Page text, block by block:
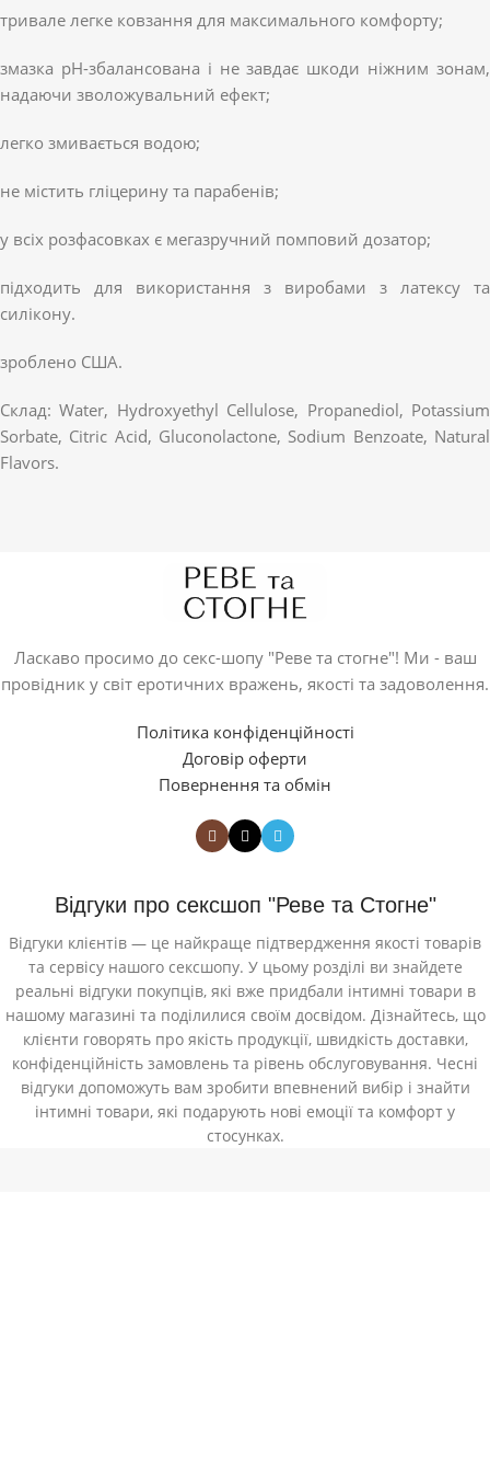
тривале легке ковзання для максимального комфорту;
змазка pH-збалансована і не завдає шкоди ніжним зонам,
надаючи зволожувальний ефект;
легко змивається водою;
не містить гліцерину та парабенів;
у всіх розфасовках є мегазручний помповий дозатор;
підходить для використання з виробами з латексу та
силікону.
зроблено США.
Склад: Water, Hydroxyethyl Cellulose, Propanediol, Potassium
Sorbate, Citric Acid, Gluconolactone, Sodium Benzoate, Natural
Flavors.
Ласкаво просимо до секс-шопу "Реве та стогне"! Ми - ваш
провідник у світ еротичних вражень, якості та задоволення.
Політика конфіденційності
Договір оферти
Повернення та обмін
Відгуки про сексшоп "Реве та Стогне"
Відгуки клієнтів — це найкраще підтвердження якості товарів
та сервісу нашого сексшопу. У цьому розділі ви знайдете
реальні відгуки покупців, які вже придбали інтимні товари в
нашому магазині та поділилися своїм досвідом. Дізнайтесь, що
клієнти говорять про якість продукції, швидкість доставки,
конфіденційність замовлень та рівень обслуговування. Чесні
відгуки допоможуть вам зробити впевнений вибір і знайти
інтимні товари, які подарують нові емоції та комфорт у
стосунках.